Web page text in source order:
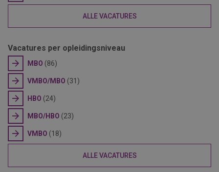
ALLE VACATURES
Vacatures per opleidingsniveau
MBO (86)
VMBO/MBO (31)
HBO (24)
MBO/HBO (23)
VMBO (18)
ALLE VACATURES